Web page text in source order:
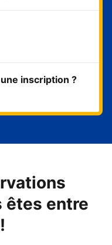
inscription ?
êtes entre